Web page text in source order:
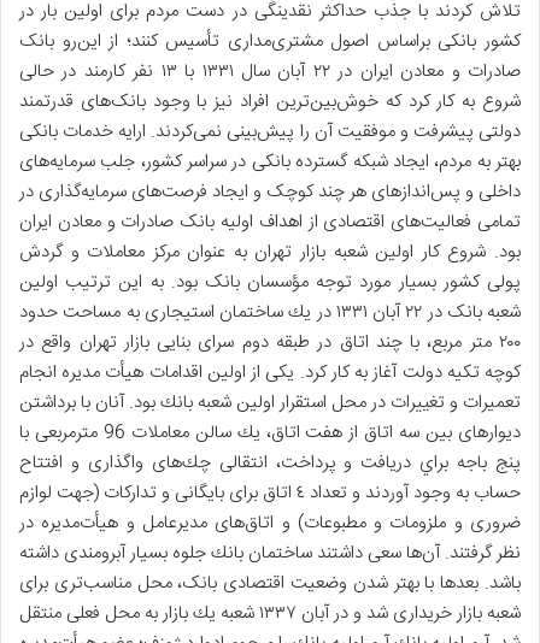
تلاش کردند با جذب حداکثر نقدینگی در دست مردم برای اولین بار در
کشور بانکی براساس اصول مشتری‌مداری تأسیس کنند؛ از این‌رو بانک
صادرات و معادن ایران در ٢٢ آبان سال ١٣٣١ با ١٣ نفر کارمند در حالی
شروع به کار کرد که خوش‌بین‌ترین افراد نیز با وجود بانک‌های قدرتمند
دولتی پیشرفت و موفقیت آن را پیش‌بینی نمی‌کردند. ارایه خدمات بانکی
بهتر به مردم، ایجاد شبکه گسترده بانکی در سراسر کشور، جلب سرمایه‌های
داخلی و پس‌اندازهای هر چند کوچک و ایجاد فرصت‌های سرمایه‌گذاری در
تمامی فعالیت‌های اقتصادی از اهداف اولیه بانک صادرات و معادن ایران
بود. شروع كار اولين شعبه بازار تهران به عنوان مركز معاملات و گردش
پولی کشور بسیار مورد توجه مؤسسان بانک بود. به این ترتیب اولین
شعبه بانک در ٢٢ آبان ١٣٣١ در يك ساختمان استيجاری به مساحت حدود
٢٠٠ متر مربع، با چند اتاق در طبقه دوم سرای بنايی بازار تهران واقع در
كوچه تكيه دولت آغاز به کار کرد. يکی از اولين اقدامات هيأت مديره انجام
تعميرات و تغييرات در محل استقرار اولين شعبه بانك بود. آنان با برداشتن
ديوارهای بين سه اتاق از هفت اتاق، يك سالن معاملات 96 مترمربعی با
پنج باجه براي دريافت و پرداخت، انتقالی چك‌های واگذاری و افتتاح
حساب به وجود آوردند و تعداد ٤ اتاق برای بايگانی و تداركات (جهت لوازم
ضروری و ملزومات و مطبوعات) و اتاق‌های مديرعامل و هيأت‌مديره در
نظر گرفتند. آن‌ها سعی داشتند ساختمان بانك جلوه بسيار آبرومندی داشته
باشد. بعدها با بهتر شدن وضعیت اقتصادی بانک، محل مناسب‌تری برای
شعبه بازار خریداری شد و در آبان ١٣٣٧ شعبه يك بازار به محل فعلی منتقل